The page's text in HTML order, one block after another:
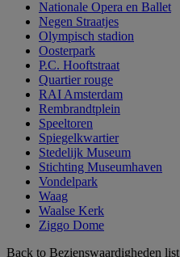
Nationale Opera en Ballet
Negen Straatjes
Olympisch stadion
Oosterpark
P.C. Hooftstraat
Quartier rouge
RAI Amsterdam
Rembrandtplein
Speeltoren
Spiegelkwartier
Stedelijk Museum
Stichting Museumhaven
Vondelpark
Waag
Waalse Kerk
Ziggo Dome
Back to Bezienswaardigheden list